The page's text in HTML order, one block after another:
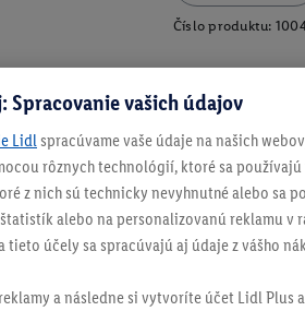
Číslo produktu:
Spracovanie vašich údajov
Lidl spracúvame vaše údaje na našich
rôznych technológií, ktoré sa
z nich sú technicky nevyhnutné alebo sa
alebo na personalizovanú reklamu v
účely sa spracúvajú aj údaje z vášho
a následne si vytvoríte účet Lidl Plus